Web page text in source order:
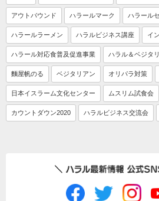
アウトバウンド ハラールマーク ハラール
ハラールラーメン ハラルビジネス講座 イ
ハラール対応食普及促進事業 ハラル＆ベジタ
麵屋帆のる ベジタリアン オリパラ対策
日本イスラーム文化センター ムスリム試食会
カウントダウン2020 ハラルビジネス交流会